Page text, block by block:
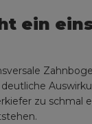
ein
zu schmal